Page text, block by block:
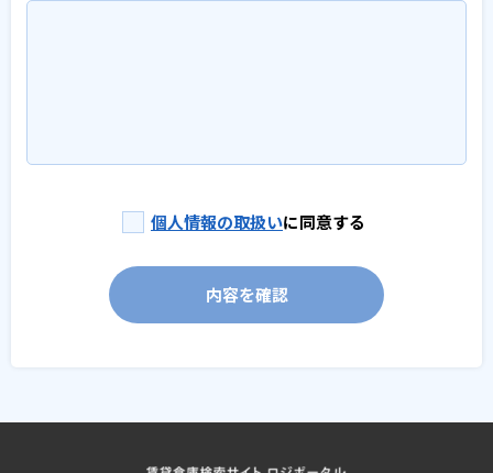
個人情報の取扱いに同意する
内容を確認